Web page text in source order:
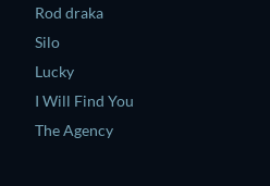
Rod draka
Silo
Lucky
I Will Find You
The Agency